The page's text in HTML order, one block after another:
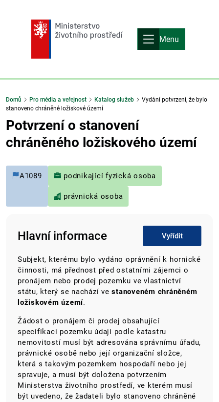
Menu
Domů Pro média a veřejnost Katalog služeb
Vydání potvrzení, že bylo
stanoveno chráněné ložiskové území
Potvrzení o stanovení
chráněného ložiskového území
A1089 podnikající fyzická osoba
právnická osoba
Hlavní informace Vyřídit
Subjekt, kterému bylo vydáno oprávnění k hornické
činnosti, má přednost před ostatními zájemci o
pronájem nebo prodej pozemku ve vlastnictví
státu, který se nachází vestanoveném chráněném
ložiskovém území.
Žádost o pronájem či prodej obsahující
specifikaci pozemku údaji podle katastru
nemovitostí musí být adresována správnímu úřadu,
právnické osobě nebo její organizační složce,
která s takovým pozemkem hospodaří nebo jej
spravuje, a musí být doložena potvrzením
Ministerstva životního prostředí, ve kterém musí
být uvedeno, že žadateli bylo stanoveno chráněné